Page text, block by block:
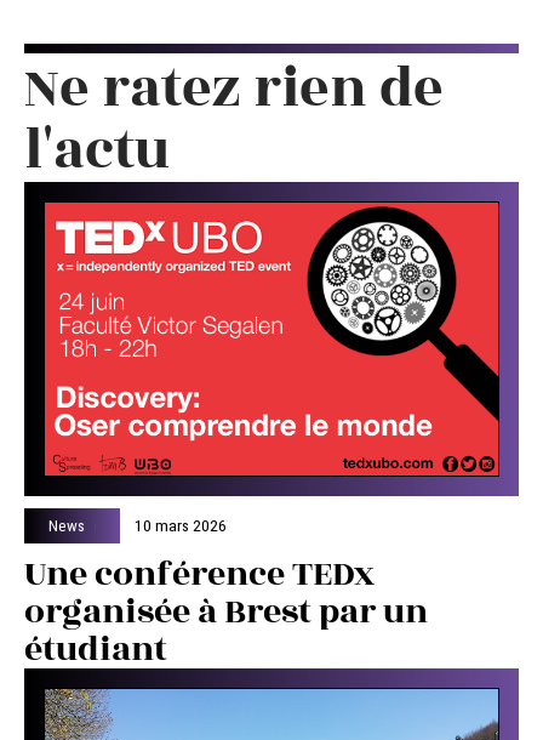
Ne ratez rien de
l'actu
News 10 mars 2026
Une conférence TEDx
organisée à Brest par un
étudiant